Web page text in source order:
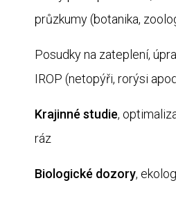
průzkumy (botanika,
Posudky na zateplení,
IROP (netopýři, rorýsi
Krajinné studie,
ráz
Biologické dozory,